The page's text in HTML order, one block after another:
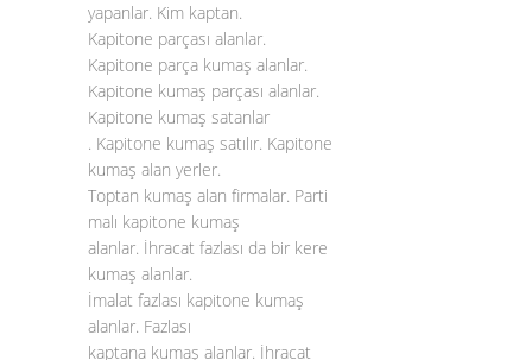
yapanlar. Kim kaptan.
Kapitone parçası alanlar.
Kapitone parça kumaş alanlar.
Kapitone kumaş parçası alanlar.
Kapitone kumaş satanlar
. Kapitone kumaş satılır. Kapitone
kumaş alan yerler.
Toptan kumaş alan firmalar. Parti
malı kapitone kumaş
alanlar. İhracat fazlası da bir kere
kumaş alanlar.
İmalat fazlası kapitone kumaş
alanlar. Fazlası
kaptana kumaş alanlar. İhracat